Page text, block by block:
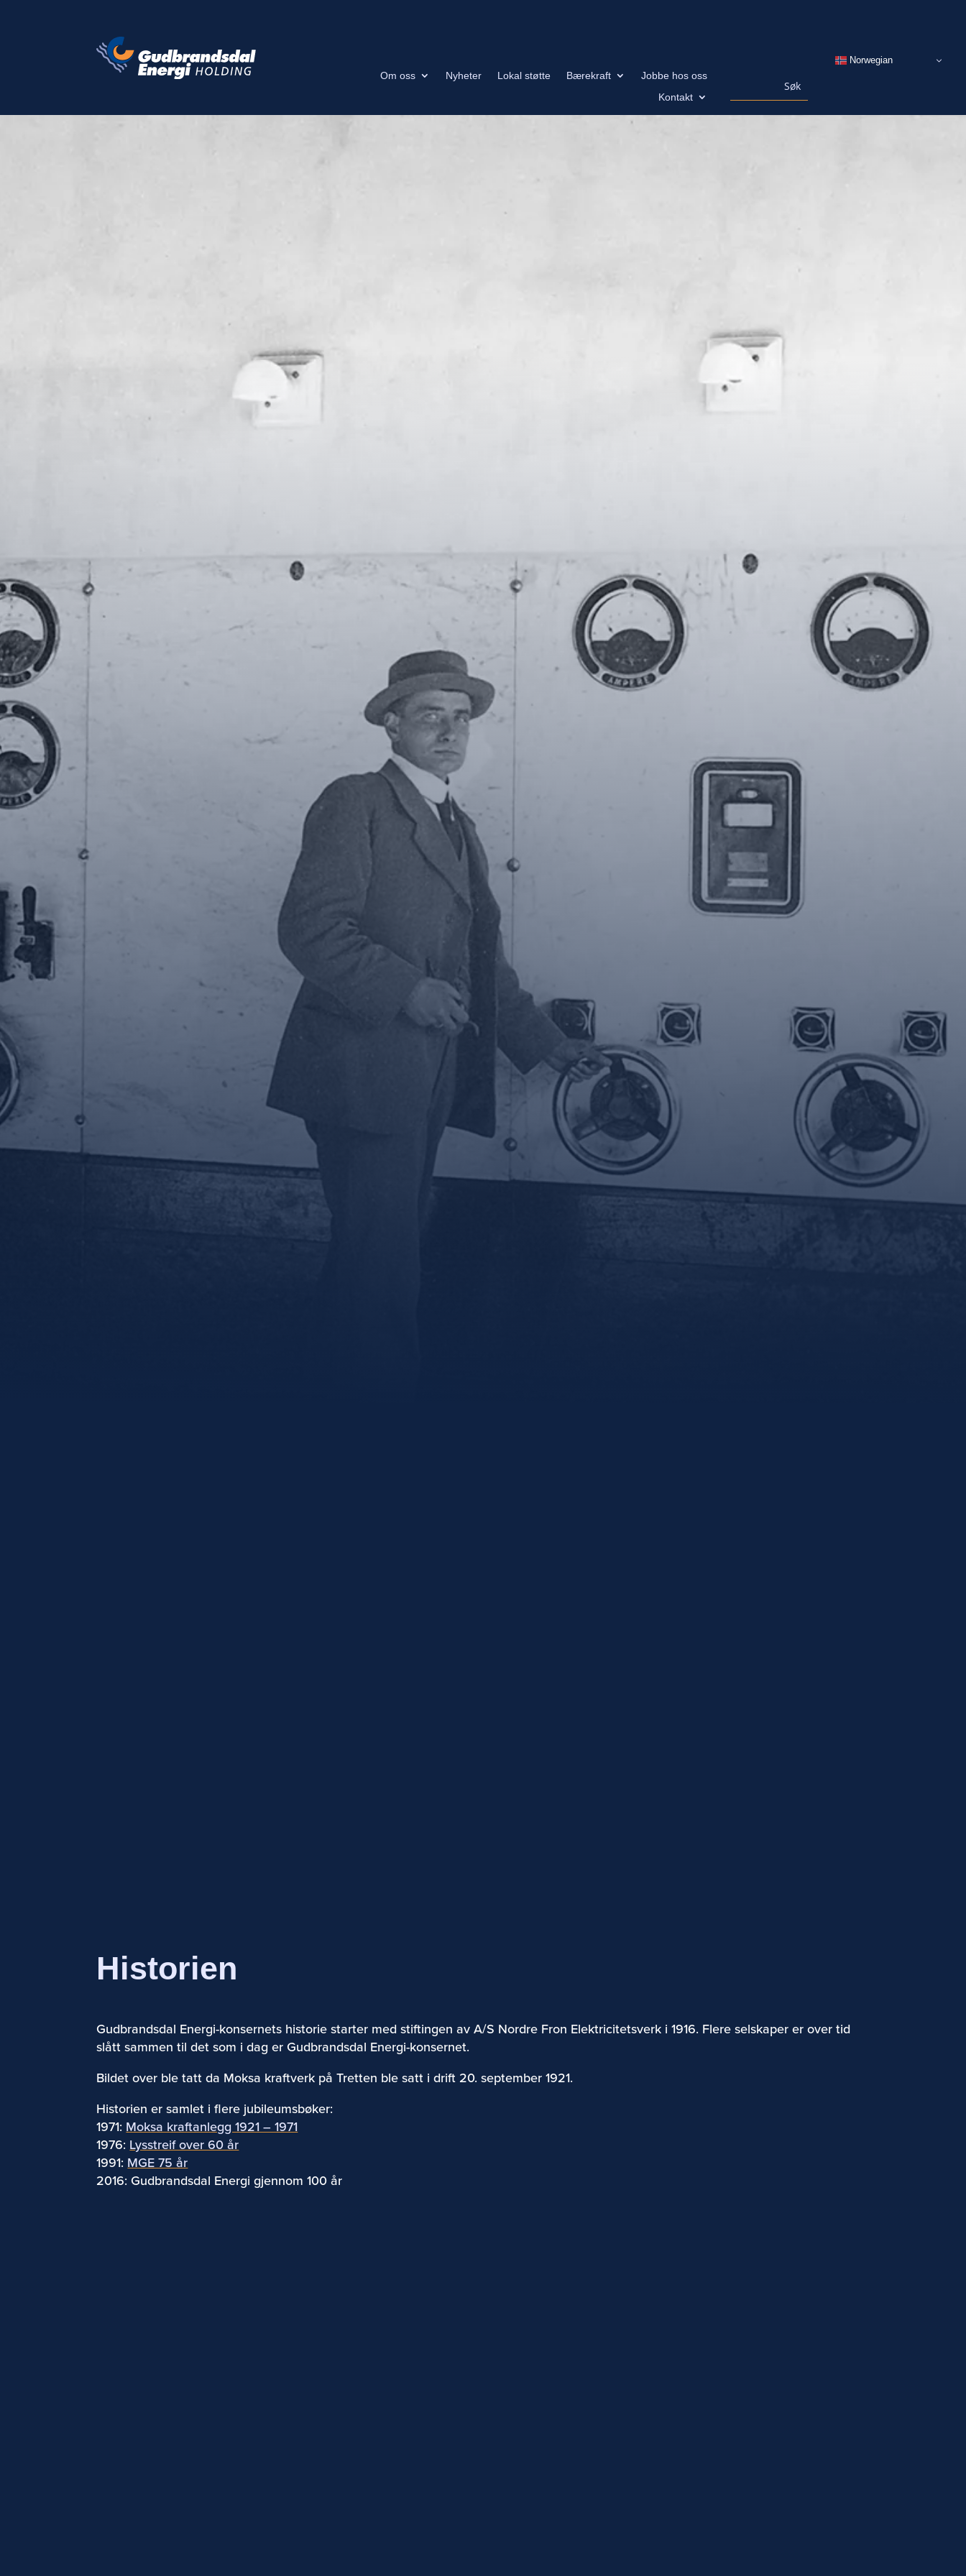
Om oss Nyheter Lokal støtte Bærekraft
Jobbe hos oss
Kontakt
Norwegian
Historien
Gudbrandsdal Energi-konsernets historie starter med stiftingen av A/S Nordre Fron Elektricitetsverk i 1916. Flere selskaper er over tid
slått sammen til det som i dag er Gudbrandsdal Energi-konsernet.
Bildet over ble tatt da Moksa kraftverk på Tretten ble satt i drift 20. september 1921.
Historien er samlet i flere jubileumsbøker:
1971: Moksa kraftanlegg 1921 – 1971
1976: Lysstreif over 60 år
1991: MGE 75 år
2016: Gudbrandsdal Energi gjennom 100 år